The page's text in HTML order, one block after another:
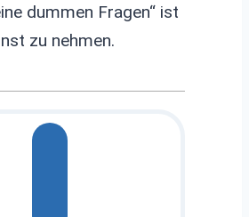
dummen Fragen“ ist
zu nehmen.